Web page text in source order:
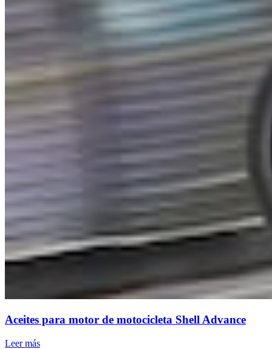
Aceites para motor de motocicleta Shell Advance
Leer más